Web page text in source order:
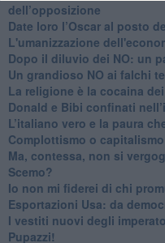
dell’opposizione
​Date loro l’Oscar al posto
L'umanizzazione
​Dopo il diluvio dei NO: un
​Un grandioso NO ai falchi
La religione è la cocaina
Donald e Bibi confinati
L’italiano vero e la paura
​Complottismo o
​Ma, contessa, non si
Scemo?
​Io non mi fiderei di chi
Esportazioni Usa: da
​I vestiti nuovi degli
​Pupazzi!